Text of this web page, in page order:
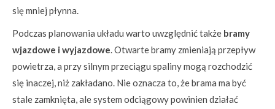
się mniej płynna.
Podczas planowania układu warto uwzględnić także bramy
wjazdowe i wyjazdowe . Otwarte bramy zmieniają przepływ
powietrza, a przy silnym przeciągu spaliny mogą rozchodzić
się inaczej, niż zakładano. Nie oznacza to, że brama ma być
stale zamknięta, ale system odciągowy powinien działać